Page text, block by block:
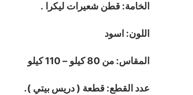
الخامة: قطن شعيرات ليكرا .
اللون: اسود
المقاس: من 80 كيلو – 110 كيلو
عدد القطع: قطعة ( دريس بيتي ).